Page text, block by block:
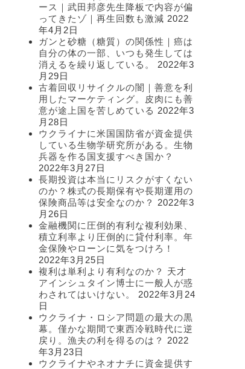
ース｜武田邦彦先生降板で内容が偏
ってきたゾ｜再生回数も激減 2022
年4月2日
ガンと砂糖（糖質）の関係性｜癌は
自分の体の一部、いつも発生しては
消えるを繰り返している。
2022年3
月29日
古着回収リサイクルの闇｜善意を利
用したマーケティング。皮肉にも善
意が途上国を苦しめている 2022年3
月28日
ウクライナに米国国防省が資金提供
している生物学研究所がある。生物
兵器を作る国支援すべき国か？
2022年3月27日
長期投資は本当にリスクがすくない
のか？株式の長期保有や長期運用の
保険商品等は安全なのか？
2022年3
月26日
金融機関に圧倒的有利な複利効果、
積立利率より圧倒的に貸付利率。年
金保険やローンに気をつけろ！
2022年3月25日
複利は単利より有利なのか？ 天才
アインシュタイン博士に一般人が惑
わされてはいけない。
2022年3月24
日
ウクライナ・ロシア問題の最大の黒
幕。僅かな期間で東西冷戦時代に逆
戻り。漁夫の利を得るのは？
2022
年3月23日
ウクライナやネオナチに資金提供す